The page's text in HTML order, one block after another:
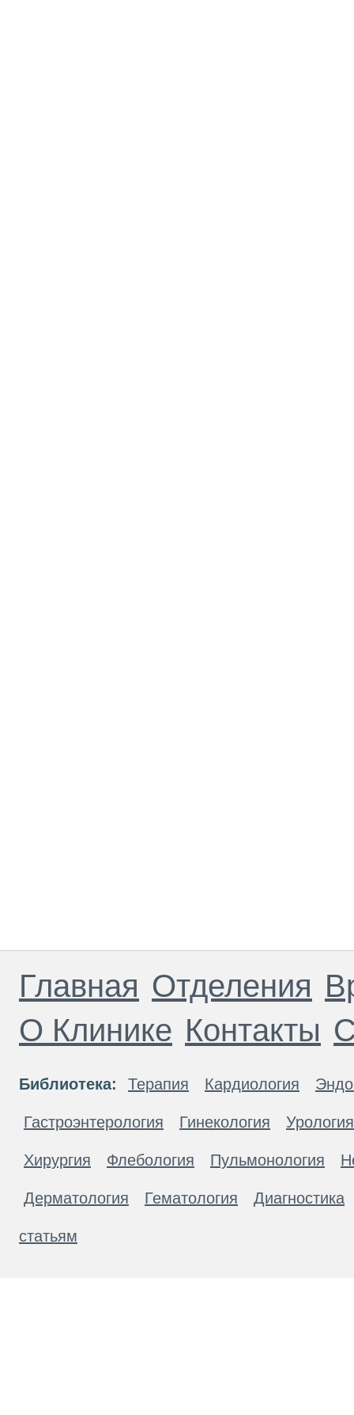
Главная Отделения
О Клинике Контакты
Библиотека: Терапия Кардиология
Гастроэнтерология Гинекология Урология
Хирургия Флебология Пульмонология
Дерматология Гематология Диагностика
статьям